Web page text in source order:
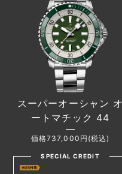
スーパーオーシャン オ
ートマチック 44
価格737,000円(税込)
SPECIAL CREDIT